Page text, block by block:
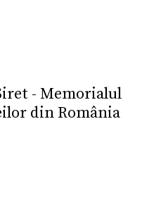
- Memorialul
din România